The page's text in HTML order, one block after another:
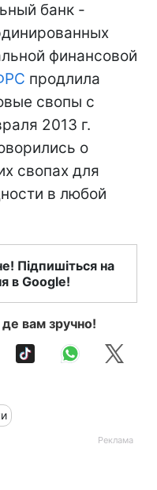
банк -
финансовой
продлила
свопы с
2013 г.
о
свопах для
в любой
Підпишіться на
в Google!
вам зручно!